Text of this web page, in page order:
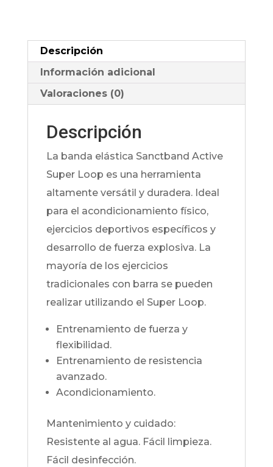
Descripción
Información adicional
Valoraciones (0)
Descripción
La banda elástica Sanctband Active
Super Loop es una herramienta
altamente versátil y duradera. Ideal
para el acondicionamiento físico,
ejercicios deportivos específicos y
desarrollo de fuerza explosiva. La
mayoría de los ejercicios
tradicionales con barra se pueden
realizar utilizando el Super Loop.
Entrenamiento de fuerza y
flexibilidad.
Entrenamiento de resistencia
avanzado.
Acondicionamiento.
Mantenimiento y cuidado:
Resistente al agua. Fácil limpieza.
Fácil desinfección.